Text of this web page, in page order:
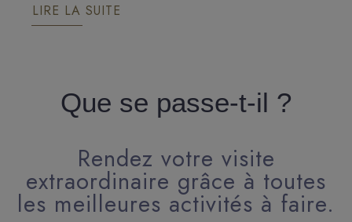
LIRE LA SUITE
Que se passe-t-il ?
Rendez votre visite
extraordinaire grâce à toutes
les meilleures activités à faire.